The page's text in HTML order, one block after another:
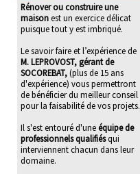
Rénover ou construire une
maisonest un exercice délicat
puisque tout y est imbriqué.
Le savoir faire et l’expérience de
M. LEPROVOST, gérant de
SOCOREBAT,(plus de 15 ans
d'expérience) vous permettront
de bénéficier du meilleur conseil
pour la faisabilité de vos projets.
Il s'est entouré d'uneéquipe de
professionnels qualifiésqui
interviennent chacun dans leur
domaine.